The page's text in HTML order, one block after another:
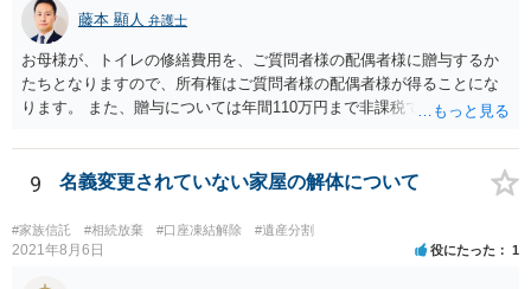
藤本 顯人 弁護士
お母様が、トイレの修繕費用を、ご質問者様の配偶者様に贈与するか
たちとなりますので、所有権はご質問者様の配偶者様が得ることにな
ります。 また、贈与については年間110万円まで非課税であり、トイ
9 名義変更されていない家屋の解体について
#家族信託 #相続放棄 #口座凍結解除 #遺産分割
2021年8月6日 役にたった 1